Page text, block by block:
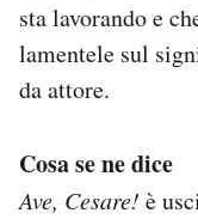
sta lavorando e
lamentele sul
da attore.
Cosa se ne dice
Ave, Cesare! è